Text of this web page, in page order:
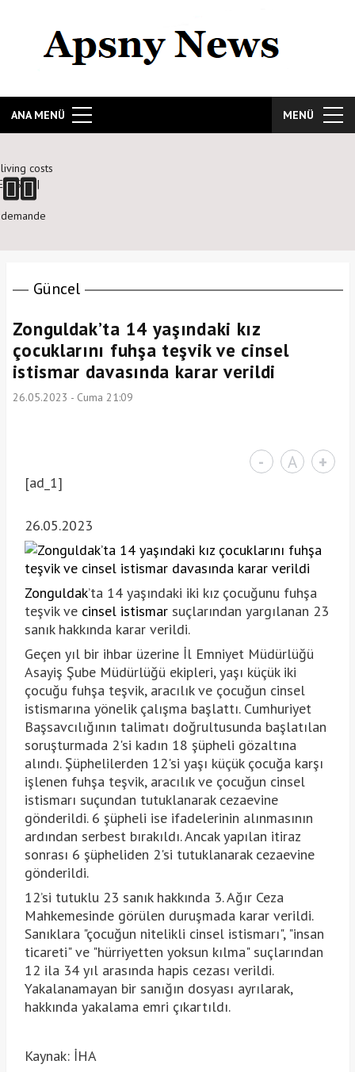
ANA MENÜ MENÜ
costs
Star |
Güncel
Zonguldak’ta 14 yaşındaki kız
çocuklarını fuhşa teşvik ve cinsel
istismar davasında karar verildi
26.05.2023 - Cuma 21:09
- A +
[ad_1]
26.05.2023
Zonguldak’ta 14 yaşındaki iki kız çocuğunu fuhşa
teşvik ve cinsel istismarsuçlarından yargılanan 23
sanık hakkında karar verildi.
Geçen yıl bir ihbar üzerine İl Emniyet Müdürlüğü
Asayiş Şube Müdürlüğü ekipleri, yaşı küçük iki
çocuğu fuhşa teşvik, aracılık ve çocuğun cinsel
istismarına yönelik çalışma başlattı. Cumhuriyet
Başsavcılığının talimatı doğrultusunda başlatılan
soruşturmada 2'si kadın 18 şüpheli gözaltına
alındı. Şüphelilerden 12'si yaşı küçük çocuğa karşı
işlenen fuhşa teşvik, aracılık ve çocuğun cinsel
istismarı suçundan tutuklanarak cezaevine
gönderildi. 6 şüpheli ise ifadelerinin alınmasının
ardından serbest bırakıldı. Ancak yapılan itiraz
sonrası 6 şüpheliden 2'si tutuklanarak cezaevine
gönderildi.
12’si tutuklu 23 sanık hakkında 3. Ağır Ceza
Mahkemesinde görülen duruşmada karar verildi.
Sanıklara "çocuğun nitelikli cinsel istismarı", "insan
ticareti" ve "hürriyetten yoksun kılma" suçlarından
12 ila 34 yıl arasında hapis cezası verildi.
Yakalanamayan bir sanığın dosyası ayrılarak,
hakkında yakalama emri çıkartıldı.
Kaynak: İHA